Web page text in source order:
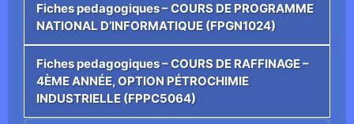
Fiches pedagogiques – COURS DE PROGRAMME
NATIONAL D’INFORMATIQUE (FPGN1024)
Fiches pedagogiques – COURS DE RAFFINAGE –
4ÈME ANNÉE, OPTION PÉTROCHIMIE
INDUSTRIELLE (FPPC5064)